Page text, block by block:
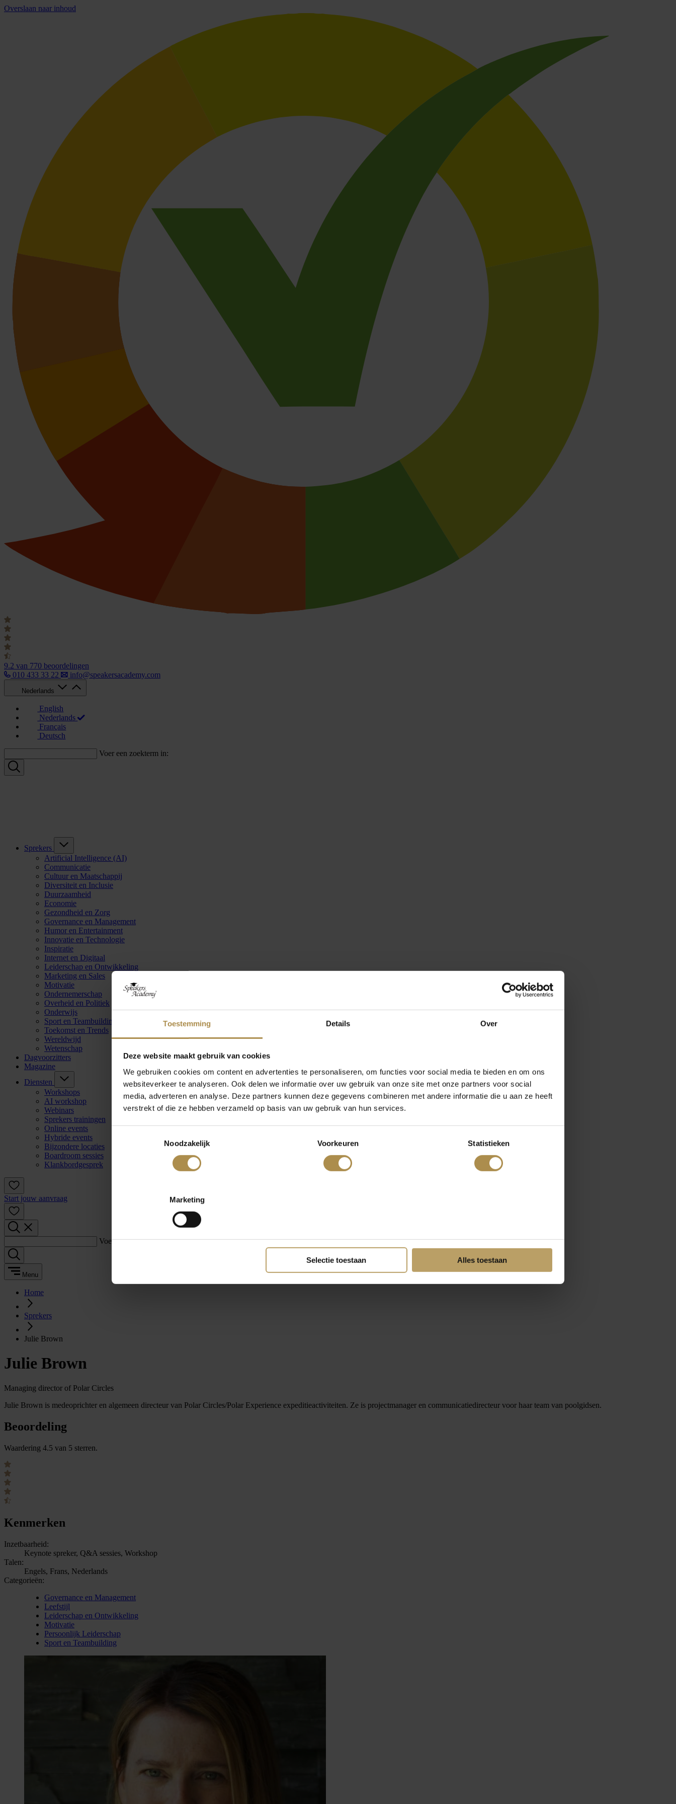
Toestemming Details Over
Deze website maakt gebruik van cookies
We gebruiken cookies om content en advertenties te personaliseren, om functies voor social media te bieden en om ons
websiteverkeer te analyseren. Ook delen we informatie over uw gebruik van onze site met onze partners voor social
media, adverteren en analyse. Deze partners kunnen deze gegevens combineren met andere informatie die u aan ze heeft
verstrekt of die ze hebben verzameld op basis van uw gebruik van hun services.
Noodzakelijk
Voorkeuren Statistieken
Marketing
Selectie toestaan Alles toestaan
Overslaan naar inhoud
9.2 van 770 beoordelingen
010 433 33 22
info@speakersacademy.com
Nederlands
English
Nederlands
Français
Deutsch
Voer een zoekterm in:
Sprekers
Artificial Intelligence (AI)
Communicatie
Cultuur en Maatschappij
Diversiteit en Inclusie
Duurzaamheid
Economie
Gezondheid en Zorg
Governance en Management
Humor en Entertainment
Innovatie en Technologie
Inspiratie
Internet en Digitaal
Leiderschap en Ontwikkeling
Marketing en Sales
Motivatie
Ondernemerschap
Overheid en Politiek
Onderwijs
Sport en Teambuilding
Toekomst en Trends
Wereldwijd
Wetenschap
Dagvoorzitters
Magazine
Diensten
Workshops
AI workshop
Webinars
Sprekers trainingen
Online events
Hybride events
Bijzondere locaties
Boardroom sessies
Klankbordgesprek
Start jouw aanvraag
Voer een zoekterm in:
Menu
Home
Sprekers
Julie Brown
Julie Brown
Managing director of Polar Circles
Julie Brown is medeoprichter en algemeen directeur van Polar Circles/Polar Experience expeditieactiviteiten. Ze is projectmanager en communicatiedirecteur voor haar team van poolgidsen.
Beoordeling
Waardering 4.5 van 5 sterren.
Kenmerken
Inzetbaarheid:
Keynote spreker, Q&A sessies, Workshop
Talen:
Engels, Frans, Nederlands
Categorieën:
Governance en Management
Leefstijl
Leiderschap en Ontwikkeling
Motivatie
Persoonlijk Leiderschap
Sport en Teambuilding